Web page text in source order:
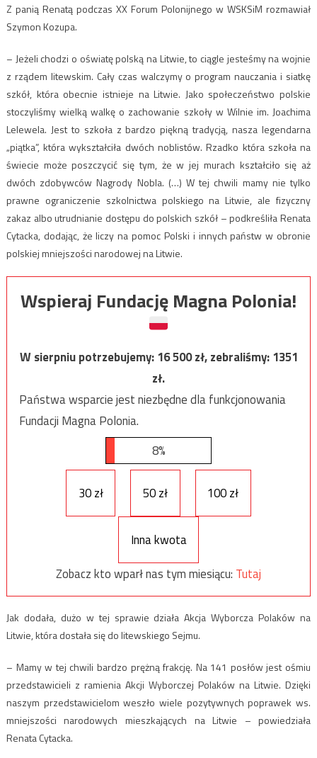
Z panią Renatą podczas XX Forum Polonijnego w WSKSiM rozmawiał
Szymon Kozupa.
– Jeżeli chodzi o oświatę polską na Litwie, to ciągle jesteśmy na wojnie
z rządem litewskim. Cały czas walczymy o program nauczania i siatkę
szkół, która obecnie istnieje na Litwie. Jako społeczeństwo polskie
stoczyliśmy wielką walkę o zachowanie szkoły w Wilnie im. Joachima
Lelewela. Jest to szkoła z bardzo piękną tradycją, nasza legendarna
„piątka”, która wykształciła dwóch noblistów. Rzadko która szkoła na
świecie może poszczycić się tym, że w jej murach kształciło się aż
dwóch zdobywców Nagrody Nobla. (…) W tej chwili mamy nie tylko
prawne ograniczenie szkolnictwa polskiego na Litwie, ale fizyczny
zakaz albo utrudnianie dostępu do polskich szkół – podkreśliła Renata
Cytacka, dodając, że liczy na pomoc Polski i innych państw w obronie
polskiej mniejszości narodowej na Litwie.
Wspieraj Fundację Magna Polonia!
W sierpniu potrzebujemy:16 500zł, zebraliśmy:1351
zł.
Państwa wsparcie jest niezbędne dla funkcjonowania
Fundacji Magna Polonia.
8%
30 zł 50 zł 100 zł
Inna kwota
Zobacz kto wparł nas tym miesiącu: Tutaj
Jak dodała, dużo w tej sprawie działa Akcja Wyborcza Polaków na
Litwie, która dostała się do litewskiego Sejmu.
– Mamy w tej chwili bardzo prężną frakcję. Na 141 posłów jest ośmiu
przedstawicieli z ramienia Akcji Wyborczej Polaków na Litwie. Dzięki
naszym przedstawicielom weszło wiele pozytywnych poprawek ws.
mniejszości narodowych mieszkających na Litwie – powiedziała
Renata Cytacka.